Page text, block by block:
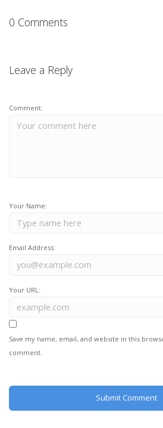
0 Comments
Leave a Reply
Comment:
Your Name:
Email Address:
Your URL:
Save my name, email, and website in this
comment.